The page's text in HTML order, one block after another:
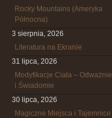
Rocky Mountains (Ameryka
Północna)
3 sierpnia, 2026
Literatura na Ekranie
31 lipca, 2026
Modyfikacje Ciała – Odważnie
i Świadomie
30 lipca, 2026
Magiczne Miejsca i Tajemnice